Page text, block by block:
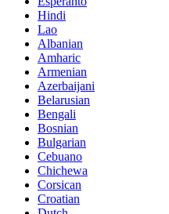
Hindi
Lao
Albanian
Amharic
Armenian
Azerbaijani
Belarusian
Bengali
Bosnian
Bulgarian
Cebuano
Chichewa
Corsican
Croatian